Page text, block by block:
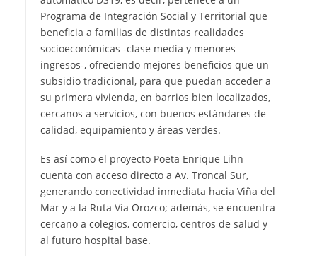
Programa de Integración Social y Territorial que
beneficia a familias de distintas realidades
socioeconómicas -clase media y menores
ingresos-, ofreciendo mejores beneficios que un
subsidio tradicional, para que puedan acceder a
su primera vivienda, en barrios bien localizados,
cercanos a servicios, con buenos estándares de
calidad, equipamiento y áreas verdes.
Es así como el proyecto Poeta Enrique Lihn
cuenta con acceso directo a Av. Troncal Sur,
generando conectividad inmediata hacia Viña del
Mar y a la Ruta Vía Orozco; además, se encuentra
cercano a colegios, comercio, centros de salud y
al futuro hospital base.